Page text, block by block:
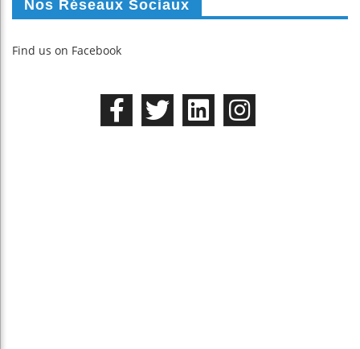
Nos Réseaux Sociaux
Find us on Facebook